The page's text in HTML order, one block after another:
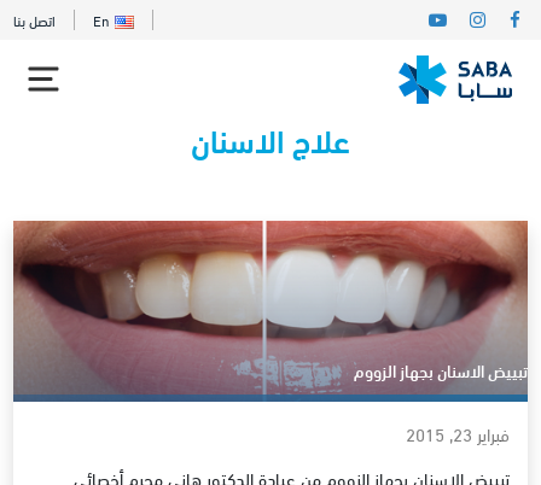
En اتصل بنا
علاج الاسنان
تبييض الاسنان بجهاز الزووم
فبراير 23, 2015
تبييض الاسنان بجهاز الزووم من عيادة الدكتور هانى محرم أخصائى